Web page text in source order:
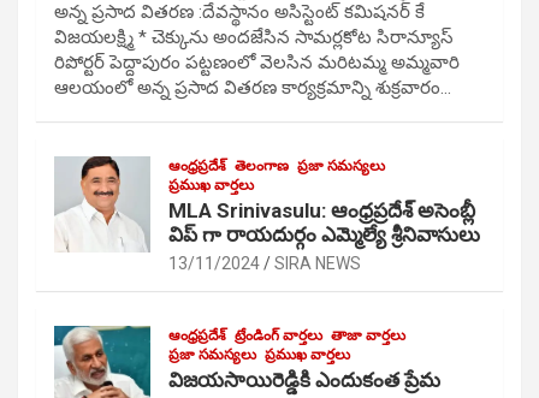
అన్న ప్రసాద వితరణ :దేవస్థానం అసిస్టెంట్ కమిషనర్ కే
విజయలక్ష్మి * చెక్కును అందజేసిన సామర్లకోట సిరాన్యూస్
రిపోర్టర్ పెద్దాపురం పట్టణంలో వెలసిన మరిటమ్మ అమ్మవారి
ఆలయంలో అన్న ప్రసాద వితరణ కార్యక్రమాన్ని శుక్రవారం…
ఆంధ్రప్రదేశ్ తెలంగాణ ప్రజా సమస్యలు
ప్రముఖ వార్తలు
MLA Srinivasulu: ఆంధ్రప్రదేశ్ అసెంబ్లీ
విప్ గా రాయదుర్గం ఎమ్మెల్యే శ్రీనివాసులు
13/11/2024 SIRA NEWS
ఆంధ్రప్రదేశ్ ట్రేండింగ్ వార్తలు తాజా వార్తలు
ప్రజా సమస్యలు ప్రముఖ వార్తలు
విజయసాయిరెడ్డికి ఎందుకంత ప్రేమ